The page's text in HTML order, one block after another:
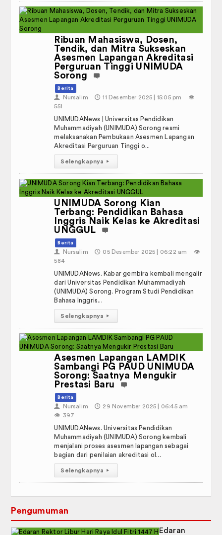
Ribuan Mahasiswa, Dosen,
Tendik, dan Mitra Sukseskan
Asesmen Lapangan Akreditasi
Perguruan Tinggi UNIMUDA
Sorong
Berita
👤 Nursalim 🕔 11 Desember 2025 | 15:05 pm
👁️
551
UNIMUDANews | Universitas Pendidikan
Muhammadiyah (UNIMUDA) Sorong resmi
melaksanakan Pembukaan Asesmen Lapangan
Akreditasi Perguruan Tinggi o...
Selengkapnya ▸
UNIMUDA Sorong Kian
Terbang: Pendidikan Bahasa
Inggris Naik Kelas ke Akreditasi
UNGGUL
Berita
👤 Nursalim 🕔 05 Desember 2025 | 06:22 am
👁️
584
UNIMUDANews. Kabar gembira kembali mengalir
dari Universitas Pendidikan Muhammadiyah
(UNIMUDA) Sorong. Program Studi Pendidikan
Bahasa Inggris...
Selengkapnya ▸
Asesmen Lapangan LAMDIK
Sambangi PG PAUD UNIMUDA
Sorong: Saatnya Mengukir
Prestasi Baru
Berita
👤 Nursalim 🕔 29 November 2025 | 06:45 am
👁️ 397
UNIMUDANews. Universitas Pendidikan
Muhammadiyah (UNIMUDA) Sorong kembali
menjalani proses asesmen lapangan sebagai
bagian dari penilaian akreditasi ol...
Selengkapnya ▸
Pengumuman
Edaran